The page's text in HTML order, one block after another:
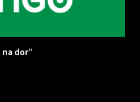
dor”